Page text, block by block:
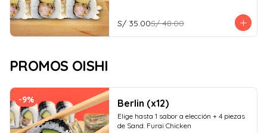
S/ 35.00S/ 48.00
PROMOS OISHI
-9% Berlin (x12)
Elige hasta 1 sabor a elección + 4 piezas
de Sand. Furai Chicken